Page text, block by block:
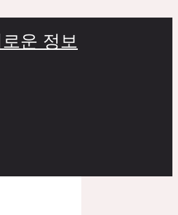
운 정보